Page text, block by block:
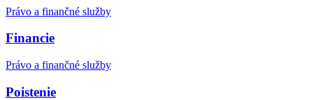
Právo a finančné služby
Financie
Právo a finančné služby
Poistenie